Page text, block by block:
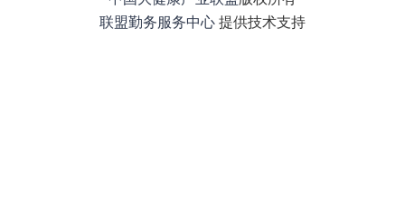
联盟勤务服务中心 提供技术支持